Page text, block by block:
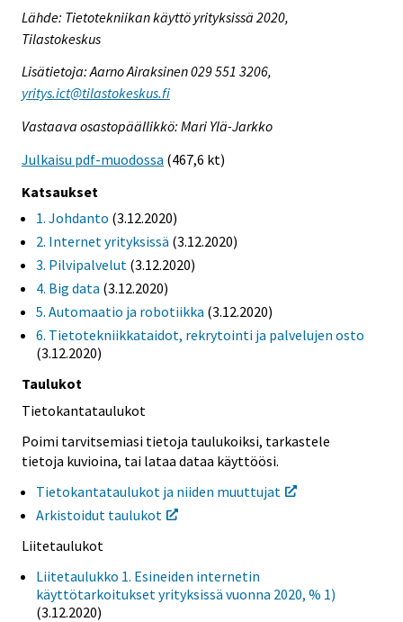
Lähde: Tietotekniikan käyttö yrityksissä 2020,
Tilastokeskus
Lisätietoja: Aarno Airaksinen 029 551 3206,
yritys.ict@tilastokeskus.fi
Vastaava osastopäällikkö: Mari Ylä-Jarkko
Julkaisu pdf-muodossa (467,6 kt)
Katsaukset
1. Johdanto (3.12.2020)
2. Internet yrityksissä (3.12.2020)
3. Pilvipalvelut (3.12.2020)
4. Big data (3.12.2020)
5. Automaatio ja robotiikka (3.12.2020)
6. Tietotekniikkataidot, rekrytointi ja palvelujen osto
(3.12.2020)
Taulukot
Tietokantataulukot
Poimi tarvitsemiasi tietoja taulukoiksi, tarkastele
tietoja kuvioina, tai lataa dataa käyttöösi.
Tietokantataulukot ja niiden muuttujat
Arkistoidut taulukot
Liitetaulukot
Liitetaulukko 1. Esineiden internetin
käyttötarkoitukset yrityksissä vuonna 2020, % 1)
(3.12.2020)